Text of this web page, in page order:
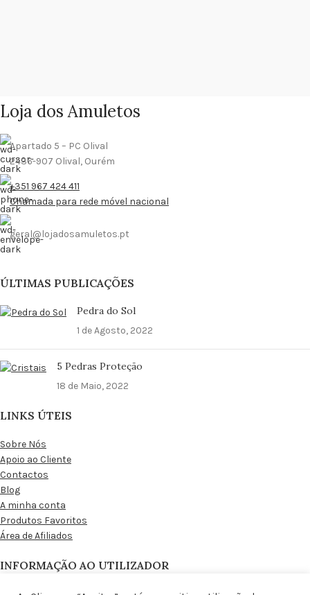
Loja dos Amuletos
Apartado 5 – PC Olival
2436-907 Olival, Ourém
+351 967 424 411
Chamada para rede móvel nacional
geral@lojadosamuletos.pt
ÚLTIMAS PUBLICAÇÕES
Pedra do Sol
1 de Agosto, 2022
5 Pedras Proteção
18 de Maio, 2022
LINKS ÚTEIS
Sobre Nós
Apoio ao Cliente
Contactos
Blog
A minha conta
Produtos Favoritos
Área de Afiliados
INFORMAÇÃO AO UTILIZADOR